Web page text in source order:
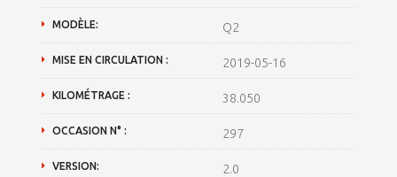
MODÈLE: Q2
MISE EN CIRCULATION : 2019-05-16
KILOMÉTRAGE : 38.050
OCCASION N° : 297
VERSION: 2.0